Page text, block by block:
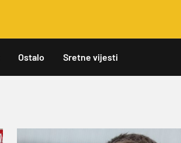
Ostalo Sretne vijesti